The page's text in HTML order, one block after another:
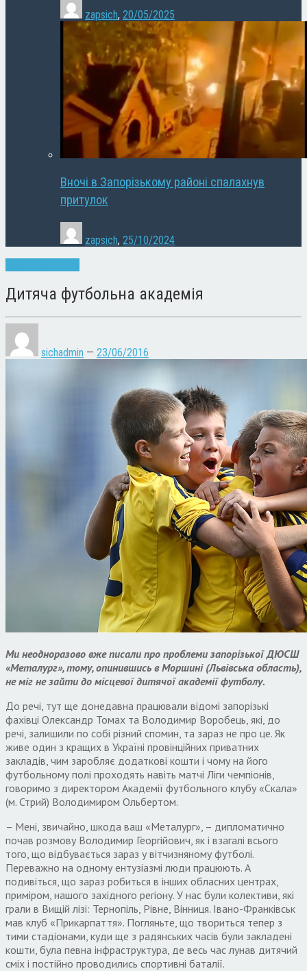
zapsich, 20/05/2025
Вночі в Запорізькому районі спалахнув
притулок
zapsich, 25/10/2024
Дитяча футбольна академія
sichadmin — 23/06/2016
Ми неодноразово вже писали про проблеми запорізької ДЮСШ
«Металург», тому, опинившись в Моршині (Львівська область),
не міг не зайти до місцевої дитячої академії футболу.
До речі, тут ще донедавна працювали відомі запорізькі
фахівці Олександр Томах та Володимир Воробець, які, до
речі, залишили по собі різний спомин, та зараз не про це. Як
живе один з кращих в Україні провінційних приватних
закладів, чим заробляє додаткові кошти і чому на його
футбольному полі проходять навіть матчі Ліги чемпіонів,
говоримо з директором Академії футбольного клубу «Скала»
(м. Стрий) Володимиром Ольбертом.
– Мені, звичайно, шкода ваш «Металург», – дипломатично
почав розмову Володимир Георгійович, як і взагалі всього
того, що відбувається зараз у вітчизняному футболі.
Переважно на одному ентузіазмі люди працюють. А
подивіться, що зараз робиться в інших обласних центрах,
приміром, нашого західного регіону. У нас були колективи, які
грали в Вищій лізі: Тернопіль, Рівне, Вінниця. Івано-Франківськ
мав клуб «Прикарпаття». Погляньте, що твориться тепер з
тими стадіонами, куди ще з радянських часів були закладені
кошти, була певна інфраструктура, де весь час лунав дитячий
сміх і постійно проводились спортивні баталії.